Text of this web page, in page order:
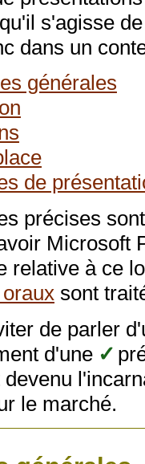
s'agisse
dans un
générales
de
précises
Microsoft
relative à ce
sont
de parler
d'une ✓
le marché.